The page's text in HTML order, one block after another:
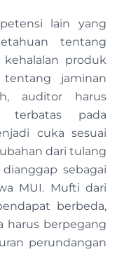
lain yang
tentang
kehalalan produk
jaminan
auditor harus
terbatas pada
cuka sesuai
dari tulang
sebagai
MUI. Mufti dari
berbeda,
harus berpegang
perundangan